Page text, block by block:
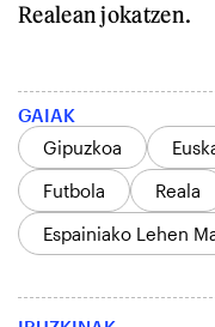
Realean jokatzen.
GAIAK
Gipuzkoa
Futbola
Reala
Espainiako Lehen